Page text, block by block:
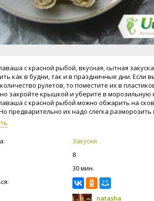
с красной рыбой, вкусная, сытная
как в будни, так и в праздничные дни. Если
рулетов, то поместите их в
закройте крышкой и уберите в морозильную
с красной рыбой можно обжарить на
предварительно их надо слегка
Закуски
8
30 мин.
natasha